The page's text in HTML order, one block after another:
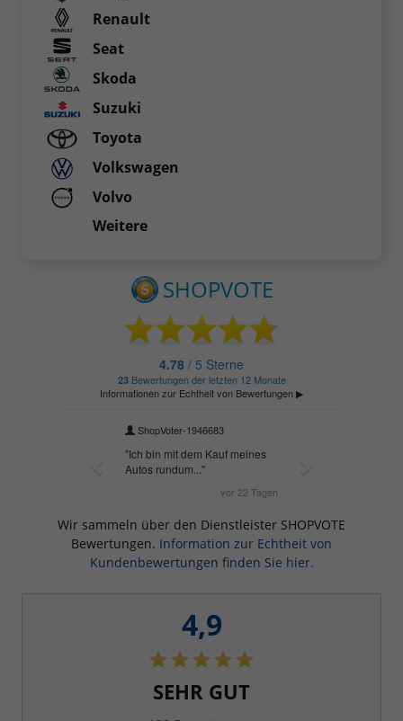
Renault
Seat
Skoda
Suzuki
Toyota
Volkswagen
Volvo
Weitere
Wir sammeln über den Dienstleister SHOPVOTE
Bewertungen. Information zur Echtheit von
Kundenbewertungen finden Sie hier.
4,9
SEHR GUT